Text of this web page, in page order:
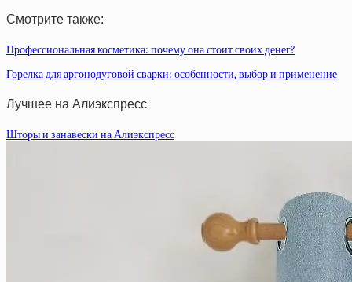
Смотрите также:
Профессиональная косметика: почему она стоит своих денег?
Горелка для аргонодуговой сварки: особенности, выбор и применение
Лучшее на Алиэкспресс
Шторы и занавески на Алиэкспресс